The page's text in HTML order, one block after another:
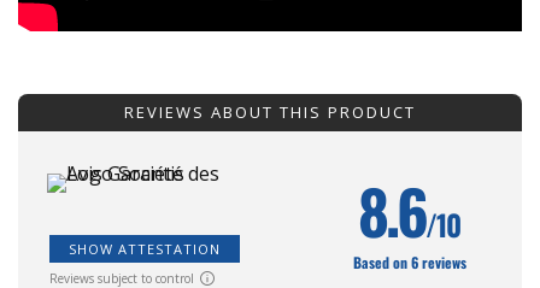
REVIEWS ABOUT THIS PRODUCT
SHOW ATTESTATION
Reviews subject to control
8.6/10
Based on 6 reviews